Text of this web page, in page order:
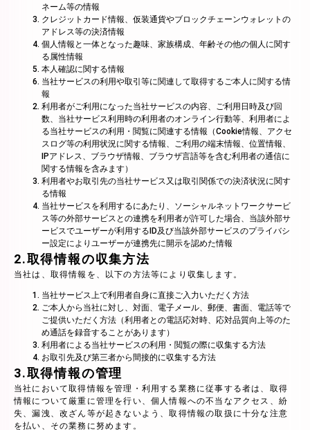
ネーム等の情報
クレジットカード情報、仮装通貨やブロックチェーンウォレットの
アドレス等の決済情報
個人情報と一体となった趣味、家族構成、年齢その他の個人に関す
る属性情報
本人確認に関する情報
当社サービスの利用や取引等に関連して取得するご本人に関する情
報
利用者がご利用になった当社サービスの内容、ご利用日時及び回
数、当社サービス利用時の利用者のオンライン行動等、利用者によ
る当社サービスの利用・閲覧に関連する情報（Cookie情報、アクセ
スログ等の利用状況に関する情報、ご利用の端末情報、位置情報、
IPアドレス、ブラウザ情報、ブラウザ言語等を含む利用者の通信に
関する情報を含みます）
利用者やお取引先の当社サービス又は取引関係での決済状況に関す
る情報
当社サービスを利用するにあたり、ソーシャルネットワークサービ
ス等の外部サービスとの連携を利用者が許可した場合、当該外部サ
ービスでユーザーが利用するID及び当該外部サービスのプライバシ
ー設定によりユーザーが連携先に開示を認めた情報
2.取得情報の収集方法
当社は、取得情報を、以下の方法等により収集します。
当社サービス上で利用者自身に直接ご入力いただく方法
ご本人から当社に対し、対面、電子メール、郵便、書面、電話等で
ご提供いただく方法（利用者との電話応対時、応対品質向上等のた
め通話を録音することがあります）
利用者による当社サービスの利用・閲覧の際に収集する方法
お取引先及び第三者から間接的に収集する方法
3.取得情報の管理
当社において取得情報を管理・利用する業務に従事する者は、取得
情報について厳重に管理を行い、個人情報への不当なアクセス、紛
失、漏洩、改ざん等が起きないよう、取得情報の取扱に十分な注意
を払い、その業務に努めます。